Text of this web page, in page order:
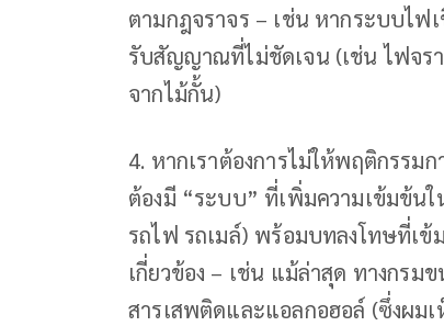
ตามกฎจราจร – เช่น หากระบบไฟ
รับสัญญาณที่ไม่ชัดเจน (เช่น ไฟจ
จากไม้กั้น)
4. หากเราต้องการไม่ให้พฤติกรรม
ต้องมี “ระบบ” ที่เพิ่มความเข้มข้น
รถไฟ รถเมล์) พร้อมบทลงโทษที่เ
เกี่ยวข้อง – เช่น แม้ล่าสุด ทางกรม
สารเสพติดและแอลกอฮอล์ (ซึ่งผม